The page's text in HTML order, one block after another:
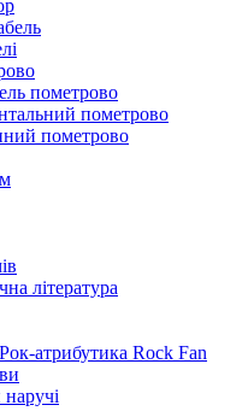
пометрово
пометрово
пометрово
література
Рок-атрибутика Rock Fan